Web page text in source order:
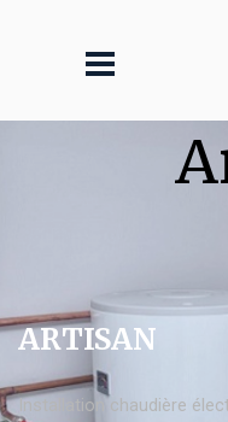
ARTISAN
Installation chaudière